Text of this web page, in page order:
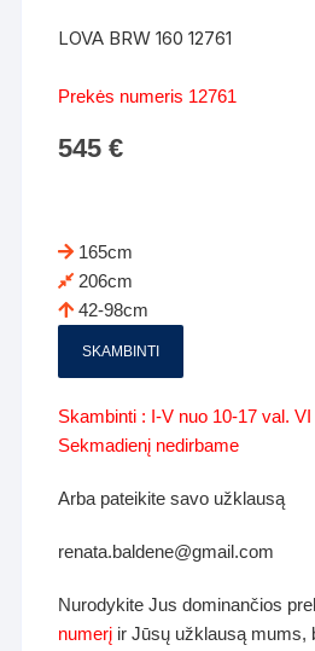
LOVA BRW 160 12761
Prekės numeris 12761
545€
165cm
206cm
42-98cm
SKAMBINTI
Skambinti : I-V nuo 10-17 val.
Sekmadienį nedirbame
Arba pateikite savo užklausą
renata.baldene@gmail.com
Nurodykite Jus dominančios
numerį ir Jūsų užklausą mums,